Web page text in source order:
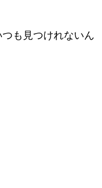
も見つけれないん